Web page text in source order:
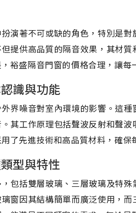
演著不可或缺的角色，特別是
提供高品質的隔音效果，其材
裕盛隔音門窗的價格合理，讓每
識與功能
界噪音對室內環境的影響。這
其工作原理包括聲波反射和聲
了先進技術和高品質材料，確保
型與特性
包括雙層玻璃、三層玻璃及特
窗因其結構簡單而廣泛使用，